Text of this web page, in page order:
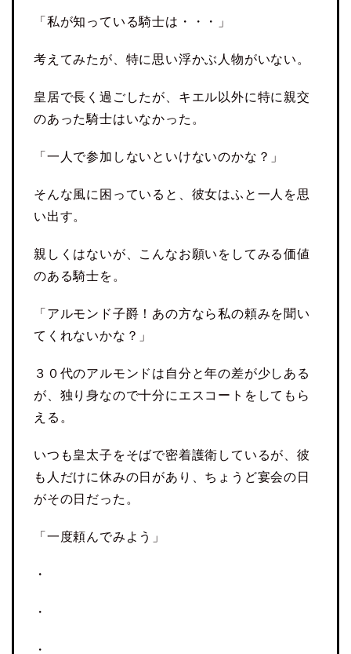
「私が知っている騎士は・・・」
考えてみたが、特に思い浮かぶ人物がいない。
皇居で長く過ごしたが、キエル以外に特に親交
のあった騎士はいなかった。
「一人で参加しないといけないのかな？」
そんな風に困っていると、彼女はふと一人を思
い出す。
親しくはないが、こんなお願いをしてみる価値
のある騎士を。
「アルモンド子爵！あの方なら私の頼みを聞い
てくれないかな？」
３０代のアルモンドは自分と年の差が少しある
が、独り身なので十分にエスコートをしてもら
える。
いつも皇太子をそばで密着護衛しているが、彼
も人だけに休みの日があり、ちょうど宴会の日
がその日だった。
「一度頼んでみよう」
・
・
・